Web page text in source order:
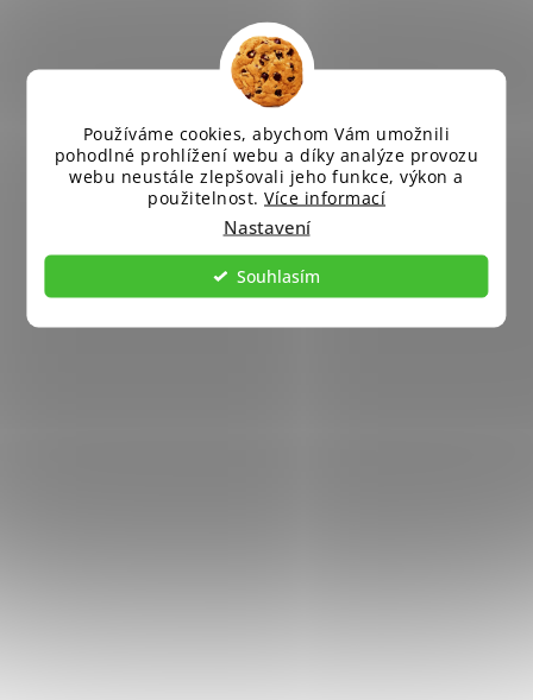
Používáme cookies, abychom Vám umožnili
pohodlné prohlížení webu a díky analýze provozu
webu neustále zlepšovali jeho funkce, výkon a
použitelnost. Více informací
Nastavení
Souhlasím